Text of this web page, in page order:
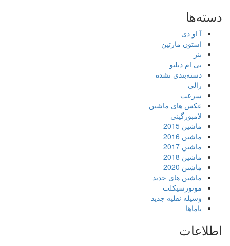
دسته‌ها
آ او دی
استون مارتین
بنز
بی ام دبلیو
دسته‌بندی نشده
رالی
سرعت
عکس های ماشین
لامبورگینی
ماشین 2015
ماشین 2016
ماشین 2017
ماشین 2018
ماشین 2020
ماشین های جدید
موتورسیکلت
وسیله نقلیه جدید
یاماها
اطلاعات